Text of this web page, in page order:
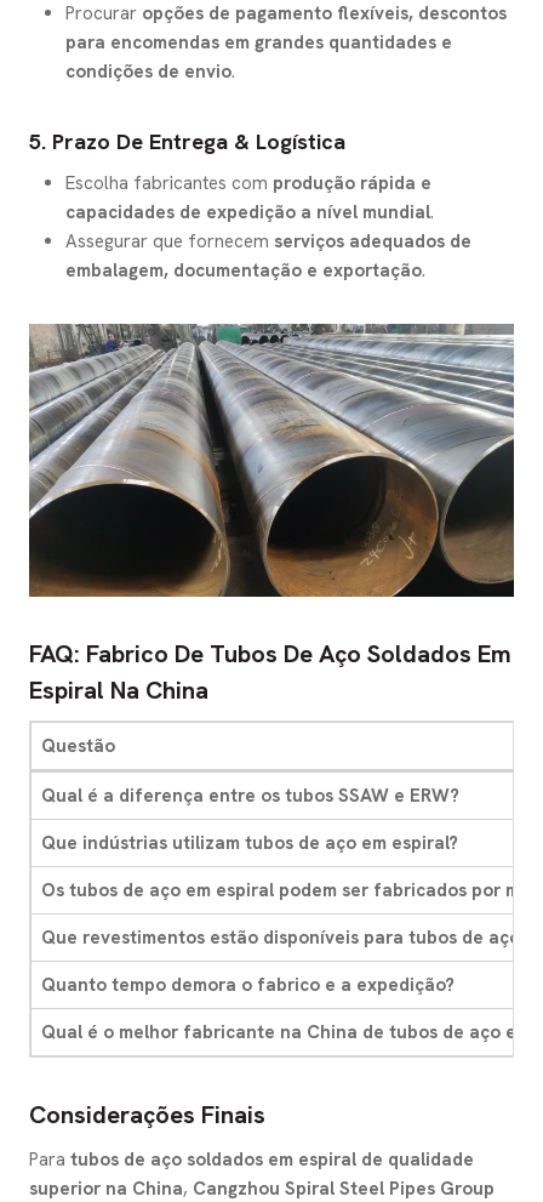
Procurar opções de pagamento flexíveis, descontos
para encomendas em grandes quantidades e
condições de envio.
5. Prazo De Entrega & Logística
Escolha fabricantes com produção rápida e
capacidades de expedição a nível mundial.
Assegurar que fornecem serviços adequados de
embalagem, documentação e exportação.
FAQ: Fabrico De Tubos De Aço Soldados Em
Espiral Na China
Questão
Qual é a diferença entre os tubos SSAW e ERW?
Que indústrias utilizam tubos de aço em espiral?
Os tubos de aço em espiral podem ser fabricados por
Que revestimentos estão disponíveis para tubos de aço
Quanto tempo demora o fabrico e a expedição?
Qual é o melhor fabricante na China de tubos de aço em
Considerações Finais
Para tubos de aço soldados em espiral de qualidade
superior na China, Cangzhou Spiral Steel Pipes Group